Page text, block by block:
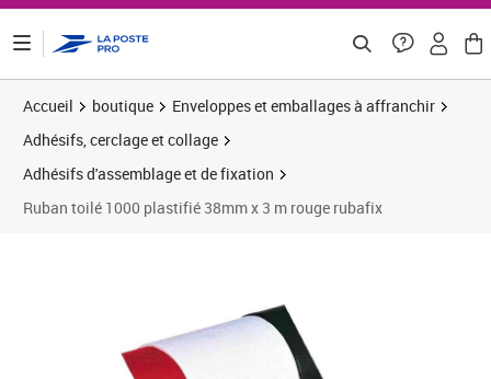
Accueil boutique
Enveloppes et emballages à affranchir
Adhésifs, cerclage et collage
Adhésifs d'assemblage et de fixation
Ruban toilé 1000 plastifié 38mm x 3 m rouge rubafix